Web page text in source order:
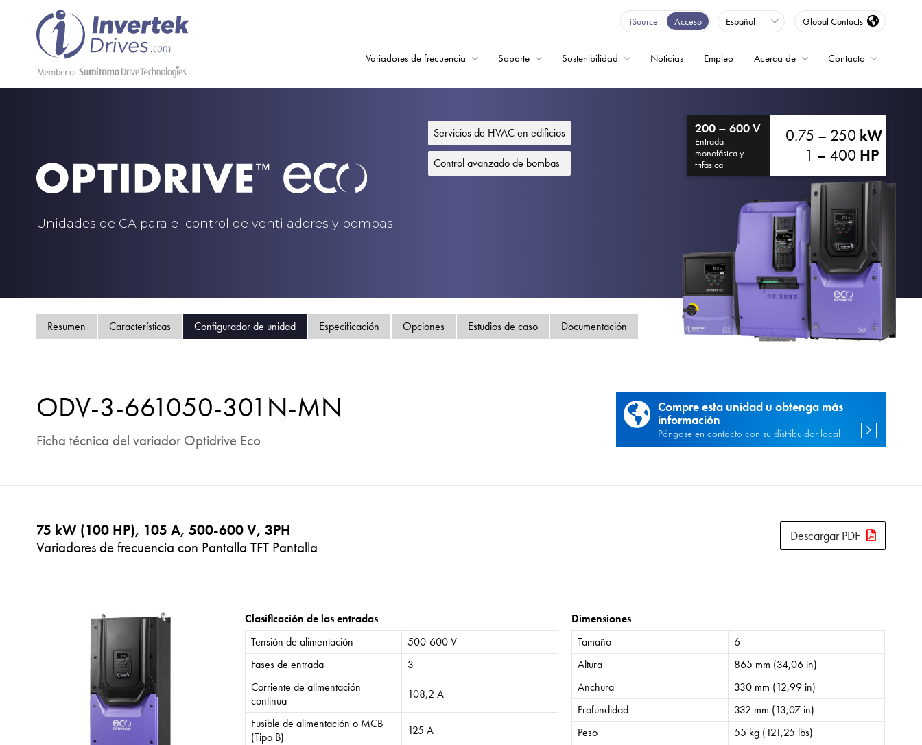
iSource Acceso Español Global Contacts
Variadores de frecuencia Soporte Sostenibilidad Noticias Empleo Acerca de Contacto
Unidades de CA para el control de ventiladores y bombas
Servicios de HVAC en edificios
Control avanzado de bombas
200 – 600 V
Entrada
monofásica y
trifásica
0.75 – 250 kW
1 – 400 HP
Resumen Características Configurador de unidad Especificación Opciones Estudios de caso Documentación
ODV-3-661050-301N-MN
Ficha técnica del variador Optidrive Eco
Compre esta unidad u obtenga más
información
Póngase en contacto con su distribuidor local
75 kW (100 HP), 105 A, 500-600 V, 3PH
Variadores de frecuencia con Pantalla TFT Pantalla
Descargar PDF
Clasificación de las entradas
Tensión de alimentación
500-600 V
Fases de entrada
3
Corriente de alimentación
continua
108,2 A
Fusible de alimentación o MCB
(Tipo B)
125 A
Dimensiones
Tamaño
6
Altura
865 mm (34,06 in)
Anchura
330 mm (12,99 in)
Profundidad
332 mm (13,07 in)
Peso
55 kg (121,25 lbs)
Variadores de frecuencia
Soporte
Sostenibilidad
Política de privacidad
Mapa del sitio